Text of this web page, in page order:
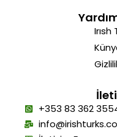
Irısh
+353 83 362